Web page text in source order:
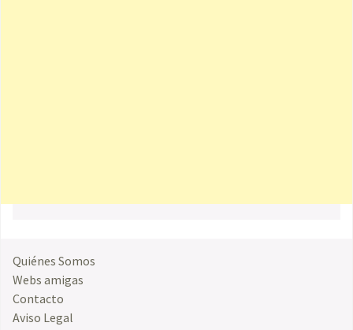
Quiénes Somos
Webs amigas
Contacto
Aviso Legal